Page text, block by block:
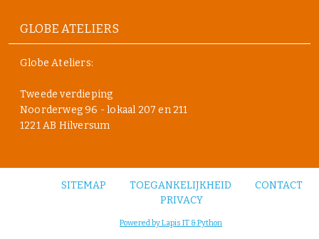
GLOBE ATELIERS
Globe Ateliers:
Tweede verdieping
Noorderweg 96 - lokaal 207 en 211
1221 AB Hilversum
SITEMAP TOEGANKELIJKHEID
CONTACT
PRIVACY
Powered by Lapis IT & Python